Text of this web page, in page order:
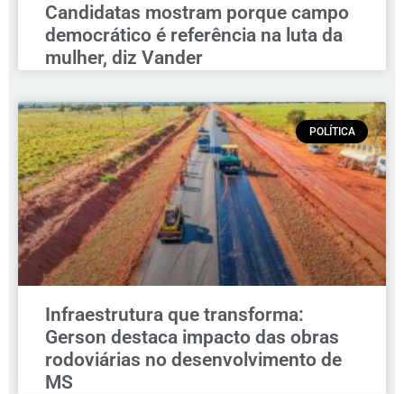
Candidatas mostram porque campo
democrático é referência na luta da
mulher, diz Vander
POLÍTICA
Infraestrutura que transforma:
Gerson destaca impacto das obras
rodoviárias no desenvolvimento de
MS